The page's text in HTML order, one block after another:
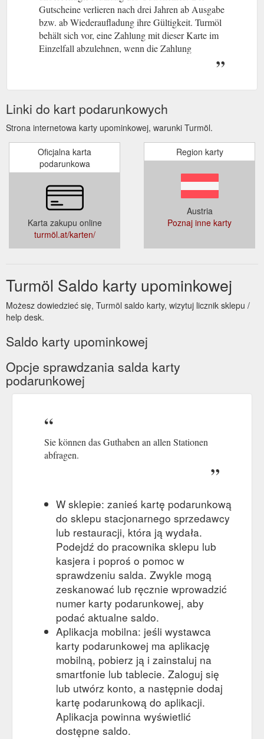
Gutscheine verlieren nach drei Jahren ab Ausgabe
bzw. ab Wiederaufladung ihre Gültigkeit. Turmöl
behält sich vor, eine Zahlung mit dieser Karte im
Einzelfall abzulehnen, wenn die Zahlung
aufgrund einer technischen Störung nicht möglich
Stationen möglich.
Linki do kart podarunkowych
Strona internetowa karty upominkowej, warunki Turmöl.
Oficjalna karta
podarunkowa
Karta zakupu online
turmöl.at/karten/
Region karty
Austria
Poznaj inne karty
Turmöl Saldo karty upominkowej
Możesz dowiedzieć się, Turmöl saldo karty, wizytuj licznik sklepu /
help desk.
Saldo karty upominkowej
Opcje sprawdzania salda karty
podarunkowej
Sie können das Guthaben an allen Stationen
abfragen.
W sklepie: zanieś kartę podarunkową
do sklepu stacjonarnego sprzedawcy
lub restauracji, która ją wydała.
Podejdź do pracownika sklepu lub
kasjera i poproś o pomoc w
sprawdzeniu salda. Zwykle mogą
zeskanować lub ręcznie wprowadzić
numer karty podarunkowej, aby
podać aktualne saldo.
Aplikacja mobilna: jeśli wystawca
karty podarunkowej ma aplikację
mobilną, pobierz ją i zainstaluj na
smartfonie lub tablecie. Zaloguj się
lub utwórz konto, a następnie dodaj
kartę podarunkową do aplikacji.
Aplikacja powinna wyświetlić
dostępne saldo.